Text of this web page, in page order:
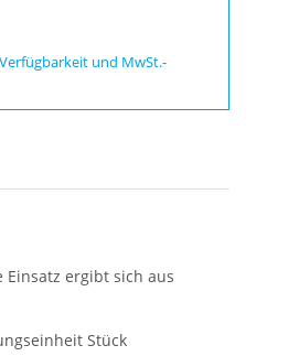
und MwSt.-
Einsatz ergibt sich aus
Stück